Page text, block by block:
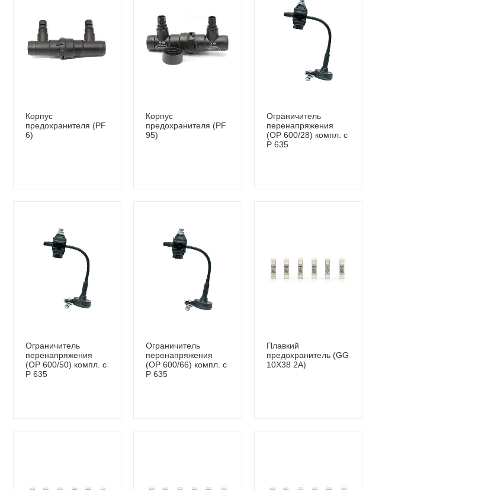
Корпус
предохранителя (PF
6)
Корпус
предохранителя (PF
95)
Ограничитель
перенапряжения
(OP 600/28) компл. с
P 635
Ограничитель
перенапряжения
(OP 600/50) компл. с
P 635
Ограничитель
перенапряжения
(OP 600/66) компл. с
P 635
Плавкий
предохранитель (GG
10X38 2A)